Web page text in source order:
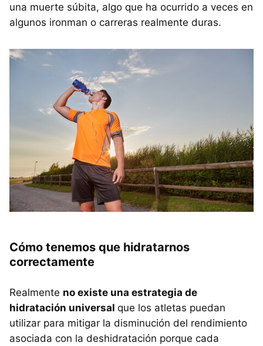
una muerte súbita, algo que ha ocurrido a veces en
algunos ironman o carreras realmente duras.
Cómo tenemos que hidratarnos
correctamente
Realmente no existe una estrategia de
hidratación universal que los atletas puedan
utilizar para mitigar la disminución del rendimiento
asociada con la deshidratación porque cada